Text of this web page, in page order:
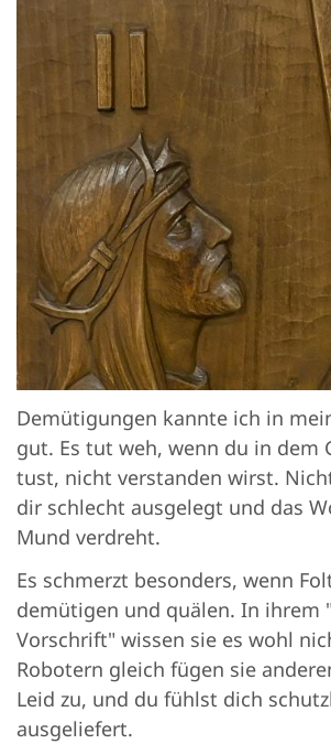
Demütigungen kannte ich in
gut. Es tut weh, wenn du in dem
tust, nicht verstanden wirst.
dir schlecht ausgelegt und das
Mund verdreht.
Es schmerzt besonders, wenn
demütigen und quälen. In ihrem
Vorschrift" wissen sie es wohl
Robotern gleich fügen sie
Leid zu, und du fühlst dich
ausgeliefert.